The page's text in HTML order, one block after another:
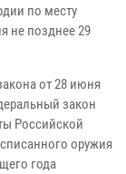
по месту
не позднее 29
от 28 июня
закон
Российской
оружия
года